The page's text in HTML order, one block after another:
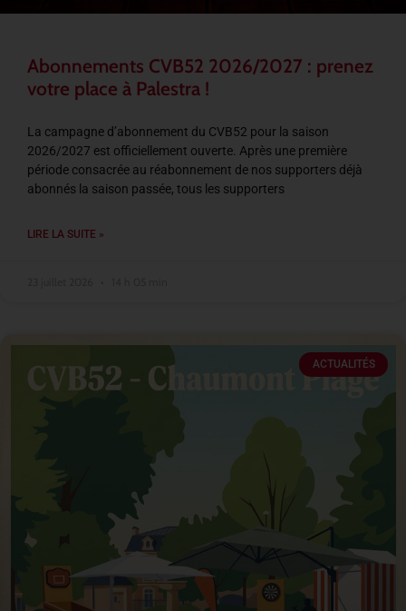
Abonnements CVB52 2026/2027 : prenez
votre place à Palestra !
La campagne d’abonnement du CVB52 pour la saison
2026/2027 est officiellement ouverte. Après une première
période consacrée au réabonnement de nos supporters déjà
abonnés la saison passée, tous les supporters
LIRE LA SUITE »
ACTUALITÉS